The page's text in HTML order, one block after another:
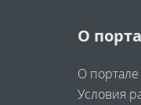
О
О портале
Условия